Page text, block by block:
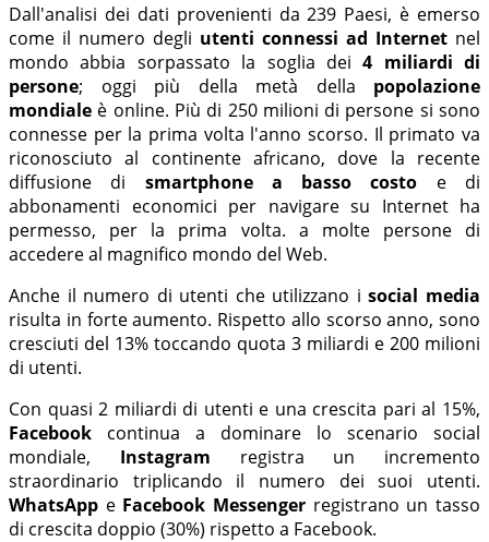
Dall'analisi dei dati provenienti da 239 Paesi, è emerso
come il numero degli utenti connessi ad Internet nel
mondo abbia sorpassato la soglia dei4 miliardi di
persone; oggi più della metà della popolazione
mondiale è online. Più di 250 milioni di persone si sono
connesse per la prima volta l'anno scorso. Il primato va
riconosciuto al continente africano, dove la recente
diffusione di smartphone a basso costo e di
abbonamenti economici per navigare su Internet ha
permesso, per la prima volta. a molte persone di
accedere al magnifico mondo del Web.
Anche il numero di utenti che utilizzano isocial media
risulta in forte aumento. Rispetto allo scorso anno, sono
cresciuti del 13% toccando quota 3 miliardi e 200 milioni
di utenti.
Con quasi 2 miliardi di utenti e una crescita pari al 15%,
Facebook continua a dominare lo scenario social
mondiale, Instagram registra un incremento
straordinario triplicando il numero dei suoi utenti.
WhatsApp e Facebook Messenger registrano un tasso
di crescita doppio (30%) rispetto a Facebook.